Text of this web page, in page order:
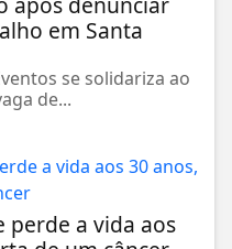
em Santa
se solidariza ao
de...
perde a vida aos